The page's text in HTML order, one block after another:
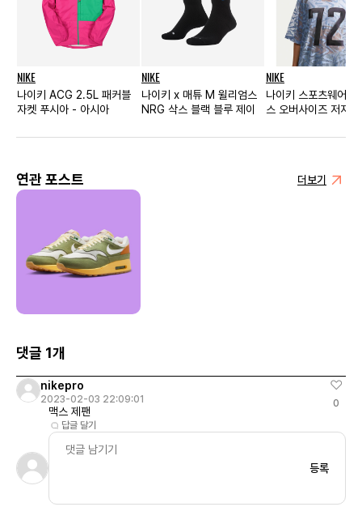
NIKE
나이키 ACG 2.5L 패커블
자켓 푸시아 - 아시아
NIKE
나이키 x 매튜 M 윌리엄스
NRG 삭스 블랙 블루 제이
NIKE
나이키 스포츠웨어
스 오버사이즈 저지
연관 포스트 더보기
댓글 1개
nikepro
2023-02-03 22:09:01
맥스 제팬
답글 달기
0
등록